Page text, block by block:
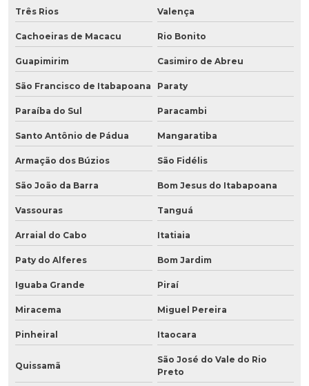
Três Rios Valença
Cachoeiras de Macacu Rio Bonito
Guapimirim Casimiro de Abreu
São Francisco de Itabapoana Paraty
Paraíba do Sul Paracambi
Santo Antônio de Pádua Mangaratiba
Armação dos Búzios São Fidélis
São João da Barra Bom Jesus do Itabapoana
Vassouras Tanguá
Arraial do Cabo Itatiaia
Paty do Alferes Bom Jardim
Iguaba Grande Piraí
Miracema Miguel Pereira
Pinheiral Itaocara
Quissamã
São José do Vale do Rio
Preto